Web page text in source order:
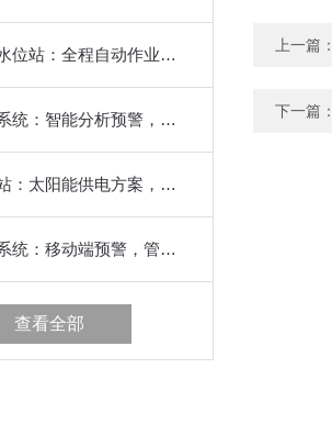
自动监测水位站：全程自动作业，无需现场值守，节约人力管理投入
水文监测系统：智能分析预警，强化防汛能力，降低灾害风险
水文监测站：太阳能供电方案，无电区域适用，绿色节能环保
水情监测系统：移动端预警，管理人员及时响应
查看全部
上一篇
下一篇